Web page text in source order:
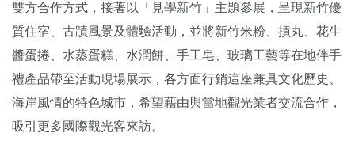
雙方合作方式，接著以「見學新竹」主題參展，呈現新竹優
質住宿、古蹟風景及體驗活動，並將新竹米粉、摃丸、花生
醬蛋捲、水蒸蛋糕、水潤餅、手工皂、玻璃工藝等在地伴手
禮產品帶至活動現場展示，各方面行銷這座兼具文化歷史、
海岸風情的特色城市，希望藉由與當地觀光業者交流合作，
吸引更多國際觀光客來訪。